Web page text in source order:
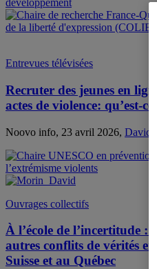
Entrevues télévisées
Recruter des jeunes en
actes de violence: qu’est-
Noovo info, 23 avril 2026, David
Ouvrages collectifs
À l’école de l’incertitude :
autres conflits de vérités
Suisse et au Québec